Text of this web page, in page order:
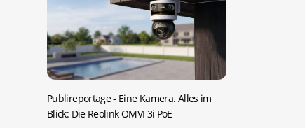
Publireportage - Eine Kamera. Alles im
Blick: Die Reolink OMVI 3i PoE